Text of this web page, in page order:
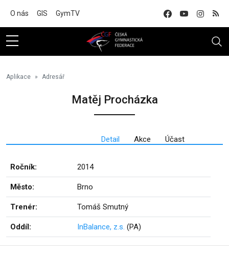
O nás GIS GymTV
Aplikace Adresář
Matěj Procházka
Detail Akce Účast
Ročník: 2014
Město: Brno
Trenér: Tomáš Smutný
Oddíl: InBalance, z.s. (PA)